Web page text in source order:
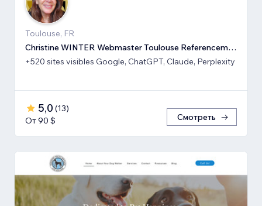
Toulouse, FR
Christine WINTER Webmaster Toulouse Referencement SEO GEO IA
+520 sites visibles Google, ChatGPT, Claude, Perplexity
5,0 (13)
От 90 $
Смотреть